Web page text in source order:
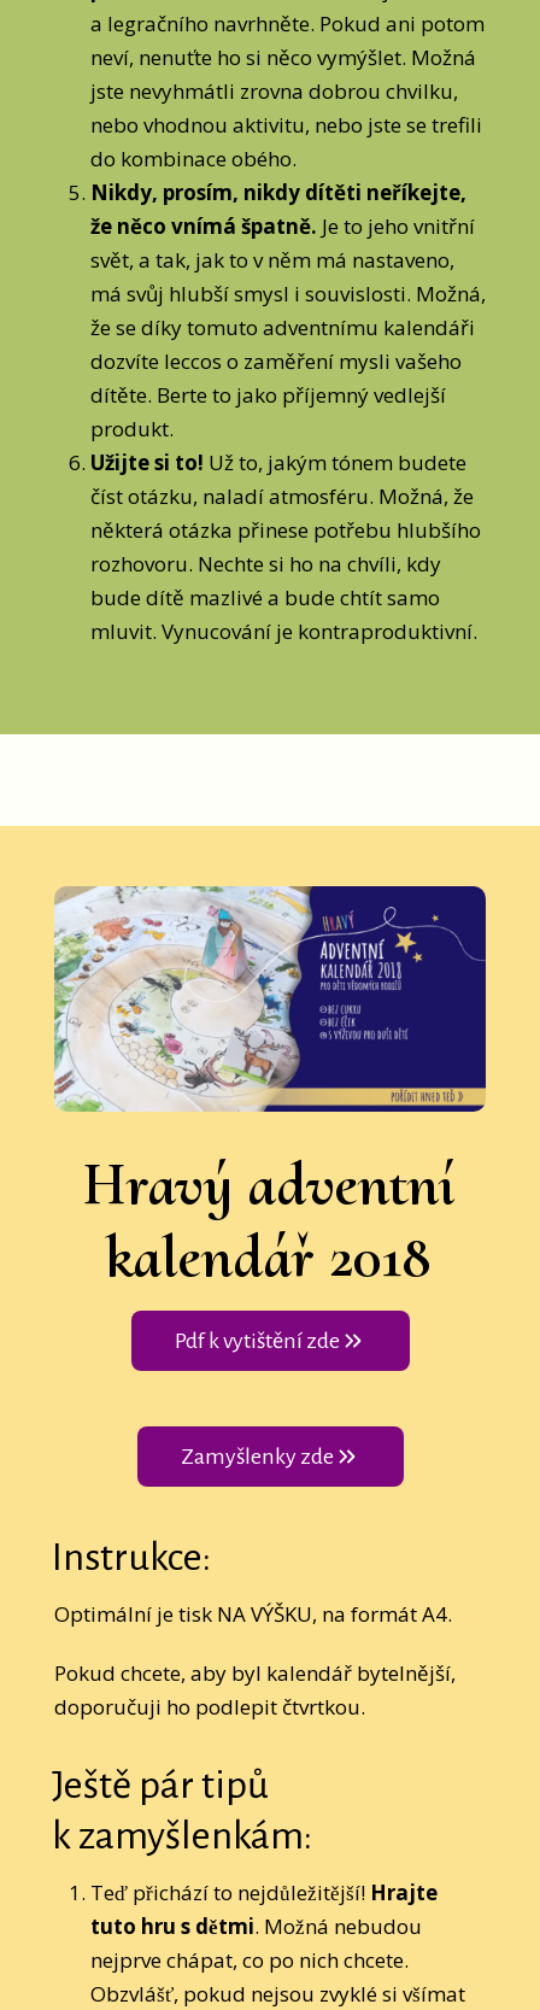
a legračního navrhněte. Pokud ani potom
neví, nenuťte ho si něco vymýšlet. Možná
jste nevyhmátli zrovna dobrou chvilku,
nebo vhodnou aktivitu, nebo jste se trefili
do kombinace obého.
Nikdy, prosím, nikdy dítěti neříkejte,
že něco vnímá špatně. Je to jeho vnitřní
svět, a tak, jak to v něm má nastaveno,
má svůj hlubší smysl i souvislosti. Možná,
že se díky tomuto adventnímu kalendáři
dozvíte leccos o zaměření mysli vašeho
dítěte. Berte to jako příjemný vedlejší
produkt.
Užijte si to! Už to, jakým tónem budete
číst otázku, naladí atmosféru. Možná, že
některá otázka přinese potřebu hlubšího
rozhovoru. Nechte si ho na chvíli, kdy
bude dítě mazlivé a bude chtít samo
mluvit. Vynucování je kontraproduktivní.
Hravý adventní
kalendář 2018
Pdf k vytištění zde
Zamyšlenky zde
Instrukce:
Optimální je tisk NA VÝŠKU, na formát A4.
Pokud chcete, aby byl kalendář bytelnější,
doporučuji ho podlepit čtvrtkou.
Ještě pár tipů
k zamyšlenkám:
Teď přichází to nejdůležitější! Hrajte
tuto hru s dětmi. Možná nebudou
nejprve chápat, co po nich chcete.
Obzvlášť, pokud nejsou zvyklé si všímat